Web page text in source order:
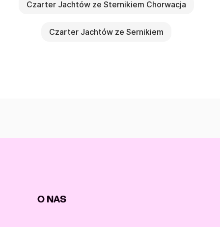
Czarter Jachtów ze Sternikiem Chorwacja
Czarter Jachtów ze Sernikiem
O NAS